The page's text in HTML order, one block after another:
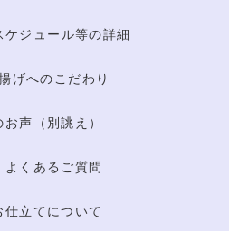
ケジュール等の詳細
げへのこだわり
お声（別誂え）
よくあるご質問
仕立てについて